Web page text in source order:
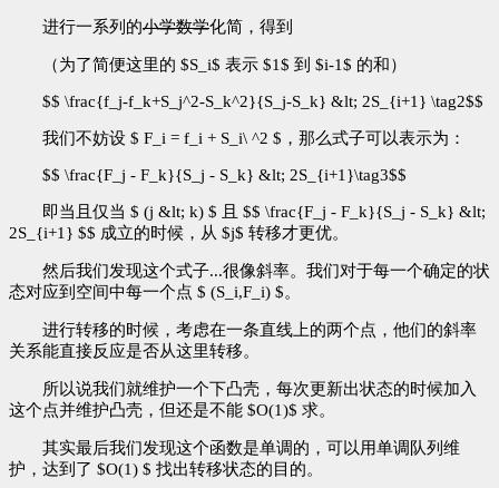
进行一系列的小学数学化简，得到
（为了简便这里的 $S_i$ 表示 $1$ 到 $i-1$ 的和）
$$ \frac{f_j-f_k+S_j^2-S_k^2}{S_j-S_k} &lt; 2S_{i+1} \tag2$$
我们不妨设 $ F_i = f_i + S_i\ ^2 $，那么式子可以表示为：
$$ \frac{F_j - F_k}{S_j - S_k} &lt; 2S_{i+1}\tag3$$
即当且仅当 $ (j &lt; k) $ 且 $$ \frac{F_j - F_k}{S_j - S_k} &lt;
2S_{i+1} $$ 成立的时候，从 $j$ 转移才更优。
然后我们发现这个式子...很像斜率。我们对于每一个确定的状
态对应到空间中每一个点 $ (S_i,F_i) $。
进行转移的时候，考虑在一条直线上的两个点，他们的斜率
关系能直接反应是否从这里转移。
所以说我们就维护一个下凸壳，每次更新出状态的时候加入
这个点并维护凸壳，但还是不能 $O(1)​$ 求。
其实最后我们发现这个函数是单调的，可以用单调队列维
护，达到了 $O(1) $ 找出转移状态的目的。